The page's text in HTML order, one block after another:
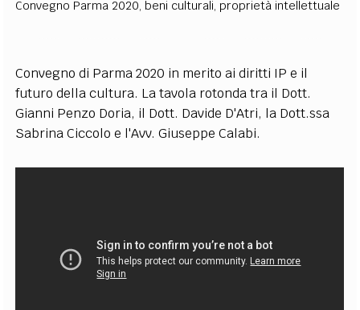
Convegno Parma 2020,beni culturali, proprietà intellettuale
Convegno di Parma 2020 in merito ai diritti IP e il
futuro della cultura. La tavola rotonda tra il Dott.
Gianni Penzo Doria, il Dott. Davide D'Atri, la Dott.ssa
Sabrina Ciccolo e l'Avv. Giuseppe Calabi.